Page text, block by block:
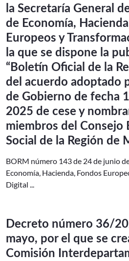
la Secretaría General
de Economía,
Europeos y
la que se dispone la
“Boletín Oficial de la
del acuerdo adoptado
de Gobierno de fecha
2025 de cese y
miembros del Consejo
Social de la Región de
BORM número 143 de 24 de junio
Economía, Hacienda, Fondos
Digital ...
Decreto número 36/
mayo, por el que se
Comisión